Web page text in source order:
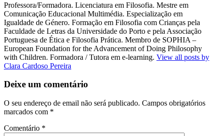
Professora/Formadora. Licenciatura em Filosofia. Mestre em
Comunicação Educacional Multimédia. Especialização em
Igualdade de Género. Formação em Filosofia com Crianças pela
Faculdade de Letras da Universidade do Porto e pela Associação
Portuguesa de Ética e Filosofia Prática. Membro de SOPHIA –
European Foundation for the Advancement of Doing Philosophy
with Children. Formadora / Tutora em e-learning. View all posts by
Clara Cardoso Pereira
Deixe um comentário
O seu endereço de email não será publicado. Campos obrigatórios
marcados com *
Comentário *